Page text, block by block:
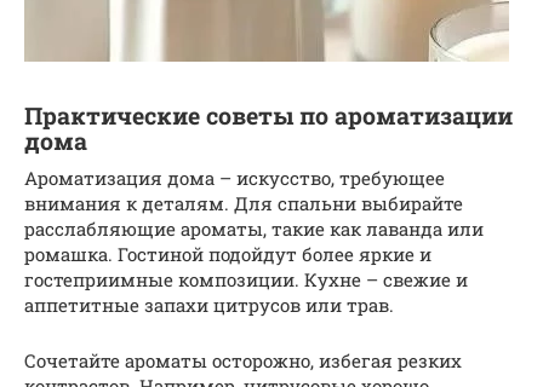
Практические советы по ароматизации
дома
Ароматизация дома – искусство, требующее
внимания к деталям. Для спальни выбирайте
расслабляющие ароматы, такие как лаванда или
ромашка. Гостиной подойдут более яркие и
гостеприимные композиции. Кухне – свежие и
аппетитные запахи цитрусов или трав.
Сочетайте ароматы осторожно, избегая резких